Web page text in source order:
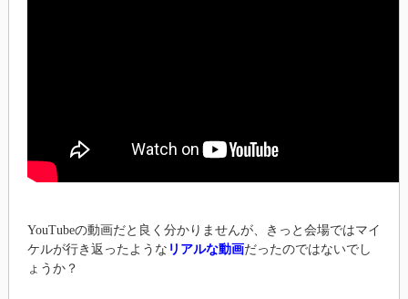
YouTubeの動画だと良く分かりませんが、きっと会場ではマイ
ケルが行き返ったような リアルな動画だったのではないでし
ょうか？